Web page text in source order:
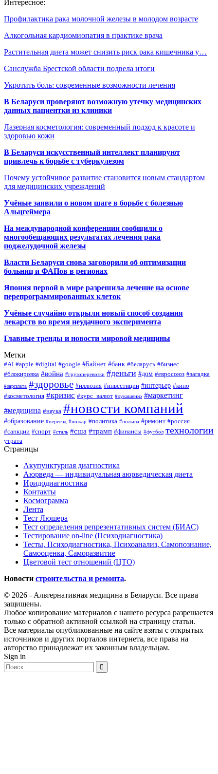
Интересное:
Профилактика рака молочной железы в молодом возрасте
Алкогольная кардиомиопатия в практике врача
Растительная диета может снизить риск рака кишечника у…
Санслужба Брестской области подвела итоги
Укротить боль: современные возможности лечения
В Беларуси проверяют возможную утечку медицинских
данных пациентки из клиники
Лазерная косметология: современный подход к красоте и
здоровью кожи
В Беларуси искусственный интеллект планируют
привлечь к борьбе с туберкулезом
Почему устойчивое развитие становится новым стандартом
для медицинских учреждений
Учёные заявили о новом шаге в борьбе с болезнью
Альцгеймера
На международной конференции сообщили о
многообещающих результатах лечения рака
поджелудочной железы
Власти Беларуси снова заговорили об оптимизации
больниц и ФАПов в регионах
Япония первой в мире разрешила лечение на основе
перепрограммированных клеток
Учёные случайно открыли новый способ создания
лекарств во время неудачного эксперимента
Главные тренды и новости мировой медицины
Метки
#AI #apple #digital #google #Байнет #банк #беларусь #бизнес
#блокировка #война #грузоперевозки #деньги #дом #евросоюз #загадка
#зарплата #здоровье #иллюзия #инвестиции #интерьер #кино
#косметология #кризис #курс_валют #лукашенко #маркетинг
#медицина #наука #новости компаний
#образование #переезд #пожар #политика #польша #ремонт #россия
#санкции #спорт #сталь #сша #трамп #финансы #футбол технологии
утрата
Страницы
Акупунктурная диагностика
Аюрведа — индивидуальная аюрведическая диета
Иридодиагностика
Контакты
Космограмма
Лента
Тест Люшера
Тест определения репрезентативных систем (БИАС)
Тестирование on-line (Психодиагностика)
Тесты, Психодиагностика, Психоанализ, Самопознание,
Самооценка, Саморазвитие
Цветовой тест отношений (ЦТО)
Новости строительства и ремонта.
© 2026 - Альтернативная медицина в Беларуси. Все права
защищены.
Любое копирование материалов с нашего ресурса разрешается
только с обратной активной ссылкой на страницу статьи.
Все материалы опубликованные на сайте взяты с открытых
источников и других порталов интернета, все права на
авторство принадлежат их законным владельцам.
Sign in